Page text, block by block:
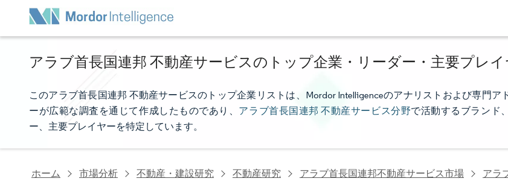
アラブ首長国連邦 不動産サービスのトップ企業・リーダー・主要プレイ
このアラブ首長国連邦 不動産サービスのトップ企業リストは、Mordor Intelligenceのアナリストおよび専門ア
ーが広範な調査を通じて作成したものであり、 アラブ首長国連邦 不動産サービス分野で活動するブランド
ー、主要プレイヤーを特定しています。
ホーム 市場分析 不動産・建設研究 不動産研究 アラブ首長国連邦不動産サービス市場 アラ